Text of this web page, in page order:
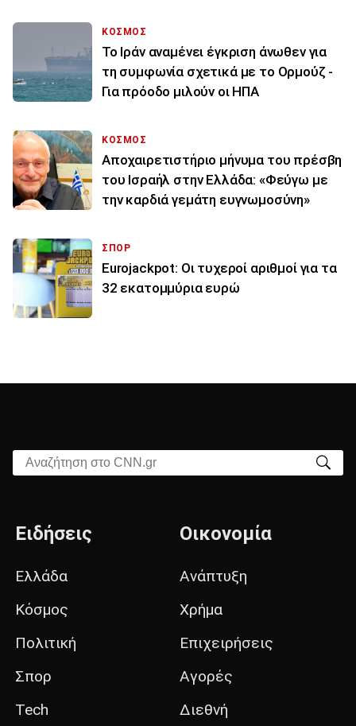
ΚΟΣΜΟΣ
Το Ιράν αναμένει έγκριση άνωθεν για
τη συμφωνία σχετικά με το Ορμούζ -
Για πρόοδο μιλούν οι ΗΠΑ
ΚΟΣΜΟΣ
Αποχαιρετιστήριο μήνυμα του πρέσβη
του Ισραήλ στην Ελλάδα: «Φεύγω με
την καρδιά γεμάτη ευγνωμοσύνη»
ΣΠΟΡ
Eurojackpot: Οι τυχεροί αριθμοί για τα
32 εκατoμμύρια ευρώ
Αναζήτηση στο CNN.gr
Ειδήσεις
Ελλάδα
Κόσμος
Πολιτική
Σπορ
Tech
Οικονομία
Ανάπτυξη
Χρήμα
Επιχειρήσεις
Αγορές
Διεθνή